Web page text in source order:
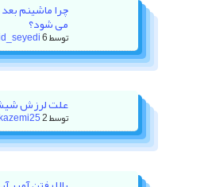
چرا ماشینم
می شود؟
توسط6 روز پیش
علت لرزش
توسط2 هفته پیش